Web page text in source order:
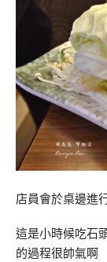
店員會於桌邊進
這是小時候吃石
的過程很帥氣啊